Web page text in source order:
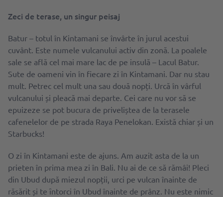
Zeci de terase, un singur peisaj
Batur – totul în Kintamani se învârte în jurul acestui
cuvânt. Este numele vulcanului activ din zonă. La poalele
sale se află cel mai mare lac de pe insulă – Lacul Batur.
Sute de oameni vin în fiecare zi în Kintamani. Dar nu stau
mult. Petrec cel mult una sau două nopți. Urcă în vârful
vulcanului și pleacă mai departe. Cei care nu vor să se
epuizeze se pot bucura de priveliștea de la terasele
cafenelelor de pe strada Raya Penelokan. Există chiar și un
Starbucks!
O zi în Kintamani este de ajuns. Am auzit asta de la un
prieten în prima mea zi în Bali. Nu ai de ce să rămâi! Pleci
din Ubud după miezul nopții, urci pe vulcan înainte de
răsărit și te ȋntorci în Ubud înainte de prânz. Nu este nimic